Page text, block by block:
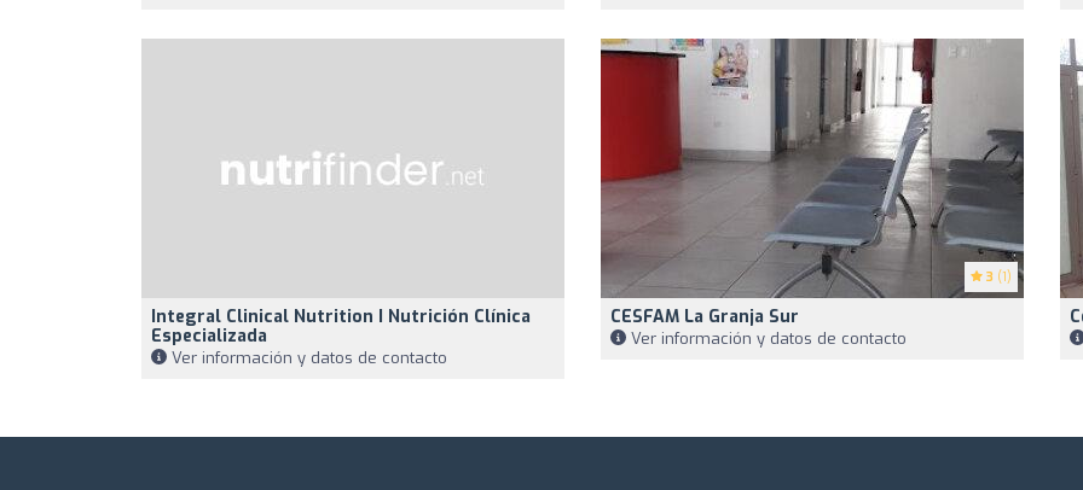
Integral Clinical Nutrition I Nutrición Clínica
Especializada
Ver información y datos de contacto
3 (1)
CESFAM La Granja Sur
Ver información y datos de contacto